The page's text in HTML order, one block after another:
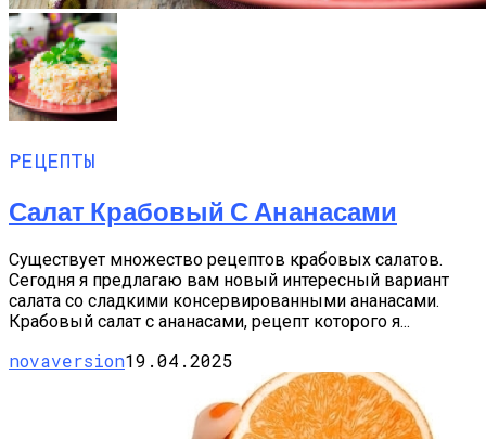
РЕЦЕПТЫ
Салат Крабовый С Ананасами
Существует множество рецептов крабовых салатов.
Сегодня я предлагаю вам новый интересный вариант
салата со сладкими консервированными ананасами.
Крабовый салат с ананасами, рецепт которого я...
novaversion19.04.2025